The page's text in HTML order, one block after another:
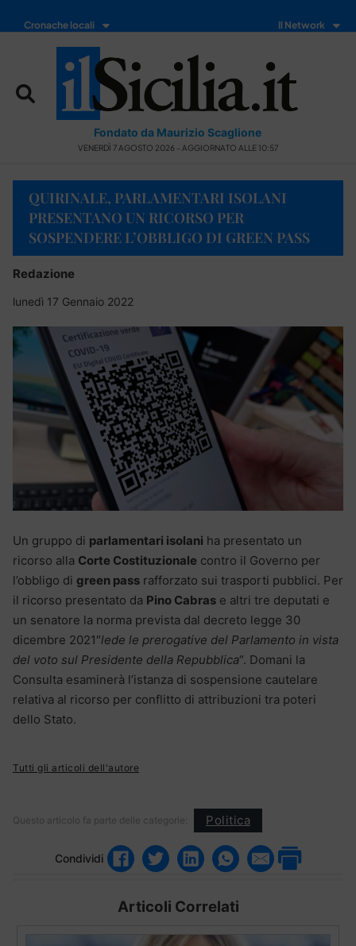
Cronache locali Il Network
Fondato da Maurizio Scaglione
VENERDÌ 7 AGOSTO 2026 - AGGIORNATO ALLE 10:57
QUIRINALE, PARLAMENTARI ISOLANI
PRESENTANO UN RICORSO PER
SOSPENDERE L’OBBLIGO DI GREEN PASS
Redazione
lunedì 17 Gennaio 2022
Un gruppo di parlamentari isolani ha presentato un
ricorso alla Corte Costituzionale contro il Governo per
l’obbligo di green pass rafforzato sui trasporti pubblici. Per
il ricorso presentato da Pino Cabras e altri tre deputati e
un senatore la norma prevista dal decreto legge 30
dicembre 2021″lede le prerogative del Parlamento in vista
del voto sul Presidente della Repubblica“. Domani la
Consulta esaminerà l’istanza di sospensione cautelare
relativa al ricorso per conflitto di attribuzioni tra poteri
dello Stato.
Tutti gli articoli dell'autore
Questo articolo fa parte delle categorie: Politica
Condividi
Articoli Correlati